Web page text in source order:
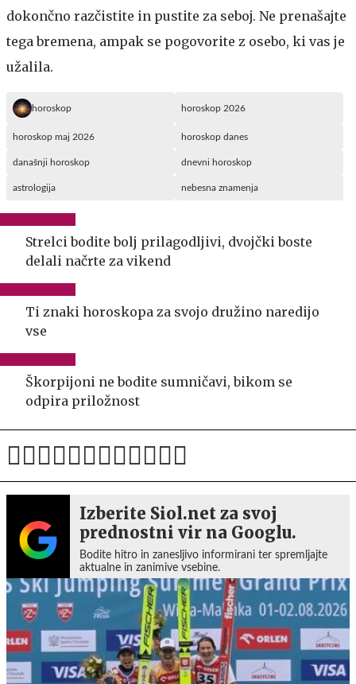
dokončno razčistite in pustite za seboj. Ne prenašajte
tega bremena, ampak se pogovorite z osebo, ki vas je
užalila.
horoskop horoskop 2026
horoskop maj 2026 horoskop danes
današnji horoskop dnevni horoskop
astrologija nebesna znamenja
Strelci bodite bolj prilagodljivi, dvojčki boste
delali načrte za vikend
Ti znaki horoskopa za svojo družino naredijo
vse
Škorpijoni ne bodite sumničavi, bikom se
odpira priložnost
Izberite Siol.net za svoj
prednostni vir na Googlu.
Bodite hitro in zanesljivo informirani ter spremljajte
aktualne in zanimive vsebine.